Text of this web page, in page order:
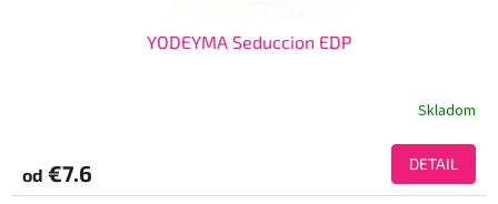
YODEYMA Seduccion EDP
Skladom
od €7.6 DETAIL